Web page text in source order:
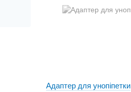
Адаптер для унопіпетки